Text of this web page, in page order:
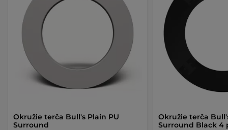
Okružie terča Bull's Plain PU
Surround
Okružie terča
Surround Black 4